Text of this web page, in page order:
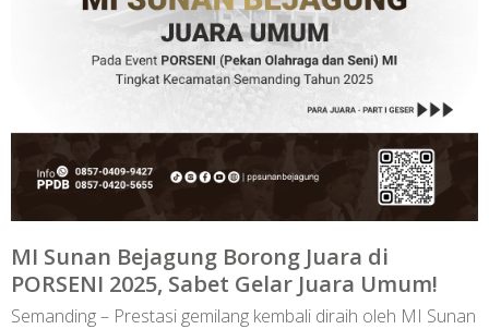
MI Sunan Bejagung Borong Juara di
PORSENI 2025, Sabet Gelar Juara Umum!
Semanding – Prestasi gemilang kembali diraih oleh MI Sunan